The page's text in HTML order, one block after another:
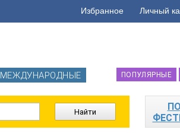
Личный
Избранное
МЕЖДУНАРОДНЫЕ ПОПУЛЯРНЫЕ